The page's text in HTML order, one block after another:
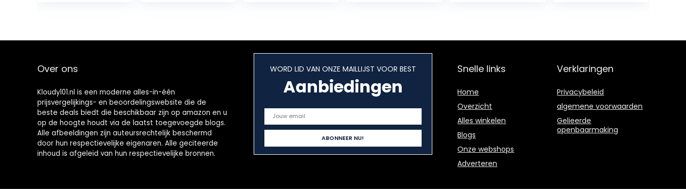
Mobiele
Bereik – Zwart
Over ons
Kloudy101.nl is een moderne alles-in-één
prijsvergelijkings- en beoordelingswebsite die de
beste deals biedt die beschikbaar zijn op amazon en u
op de hoogte houdt via de laatst toegevoegde blogs.
Alle afbeeldingen zijn auteursrechtelijk beschermd
door hun respectievelijke eigenaren. Alle geciteerde
inhoud is afgeleid van hun respectievelijke bronnen.
WORD LID VAN ONZE MAILLIJST VOOR BEST
Aanbiedingen
Snelle links
Home
Overzicht
Alles winkelen
Blogs
Onze webshops
Adverteren
Verklaringen
Privacybeleid
algemene voorwaarden
Gelieerde
openbaarmaking